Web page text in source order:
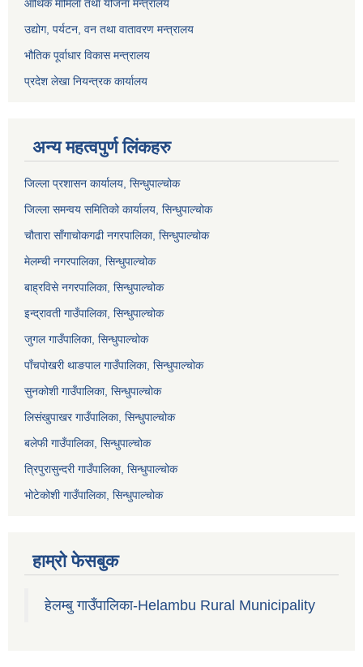
आर्थिक मामिला तथा योजना मन्त्रालय
उद्योग, पर्यटन, वन तथा वातावरण मन्त्रालय
भौतिक पूर्वाधार विकास मन्त्रालय
प्रदेश लेखा नियन्त्रक कार्यालय
अन्य महत्वपुर्ण लिंकहरु
जिल्ला प्रशासन कार्यालय, सिन्धुपाल्चोक
जिल्ला समन्वय समितिको कार्यालय, सिन्धुपाल्चोक
चौतारा साँगाचोकगढी नगरपालिका, सिन्धुपाल्चोक
मेलम्ची नगरपालिका, सिन्धुपाल्चोक
बाह्रविसे नगरपालिका, सिन्धुपाल्चोक
इन्द्रावती गाउँपालिका, सिन्धुपाल्चोक
जुगल गाउँपालिका, सिन्धुपाल्चोक
पाँचपोखरी थाङपाल गाउँपालिका, सिन्धुपाल्चोक
सुनकोशी गाउँपालिका, सिन्धुपाल्चोक
लिसंखुपाखर गाउँपालिका, सिन्धुपाल्चोक
बलेफी गाउँपालिका, सिन्धुपाल्चोक
त्रिपुरासुन्दरी गाउँपालिका, सिन्धुपाल्चोक
भोटेकोशी गाउँपालिका, सिन्धुपाल्चोक
हाम्रो फेसबुक
हेलम्बु गाउँपालिका-Helambu Rural Municipality